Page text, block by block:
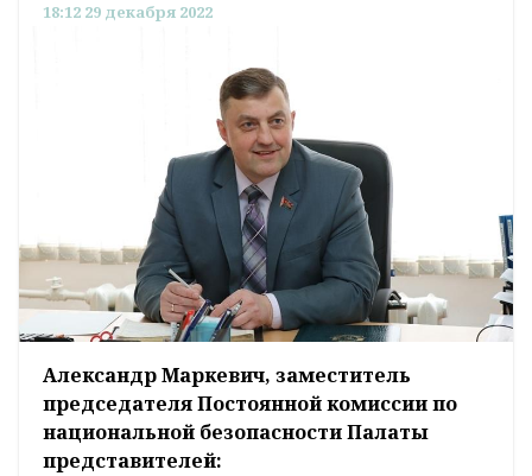
18:12 29 декабря 2022
Александр Маркевич, заместитель
председателя Постоянной комиссии по
национальной безопасности Палаты
представителей: